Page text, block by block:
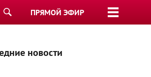
ПРЯМОЙ ЭФИР
новости